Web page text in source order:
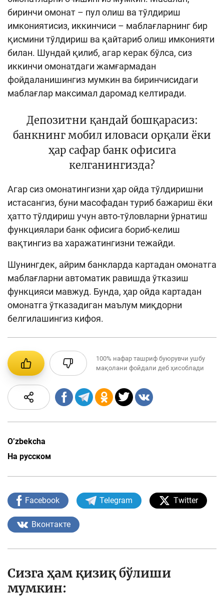
биринчи омонат – пул олиш ва тўлдириш
имкониятисиз, иккинчиси – маблағларнинг бир
қисмини тўлдириш ва қайтариб олиш имконияти
билан. Шундай қилиб, агар керак бўлса, сиз
иккинчи омонатдаги жамғармадан
фойдаланишингиз мумкин ва биринчисидаги
маблағлар максимал даромад келтиради.
Депозитни қандай бошқарасиз:
банкнинг мобил иловаси орқали ёки
ҳар сафар банк офисига
келганингизда?
Агар сиз омонатингизни ҳар ойда тўлдиришни
истасангиз, буни масофадан туриб бажариш ёки
ҳатто тўлдириш учун авто-тўловларни ўрнатиш
функциялари банк офисига бориб-келиш
вақтингиз ва харажатингизни тежайди.
Шунингдек, айрим банкларда картадан омонатга
маблағларни автоматик равишда ўтказиш
функцияси мавжуд. Бунда, ҳар ойда картадан
омонатга ўтказадиган маълум миқдорни
белгилашингиз кифоя.
100% нафар ташриф буюрувчи ушбу
мақолани фойдали деб ҳисоблади
O’zbekcha
На русском
Facebook Telegram Twitter
Вконтакте
Сизга ҳам қизиқ бўлиши
мумкин: